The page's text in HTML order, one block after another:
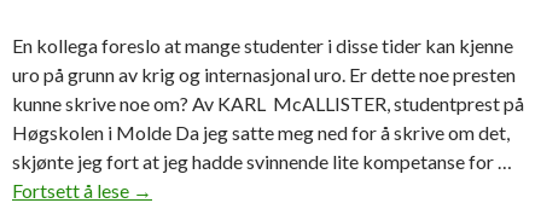
f
o
r
s
t
En kollega foreslo at mange studenter i disse tider kan kjenne
uro på grunn av krig og internasjonal uro. Er dette noe presten
kunne skrive noe om? Av KARL McALLISTER, studentprest på
Høgskolen i Molde Da jeg satte meg ned for å skrive om det,
skjønte jeg fort at jeg hadde svinnende lite kompetanse for …
Fortsett å lese T
→